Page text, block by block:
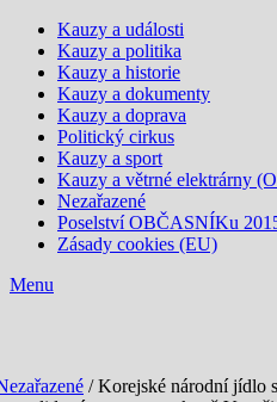
Kauzy a události
Kauzy a politika
Kauzy a historie
Kauzy a dokumenty
Kauzy a doprava
Politický cirkus
Kauzy a sport
Kauzy a větrné elektrárny
Nezařazené
Poselství OBČASNÍKu
Zásady cookies (EU)
Menu
/ Korejské národní jídlo